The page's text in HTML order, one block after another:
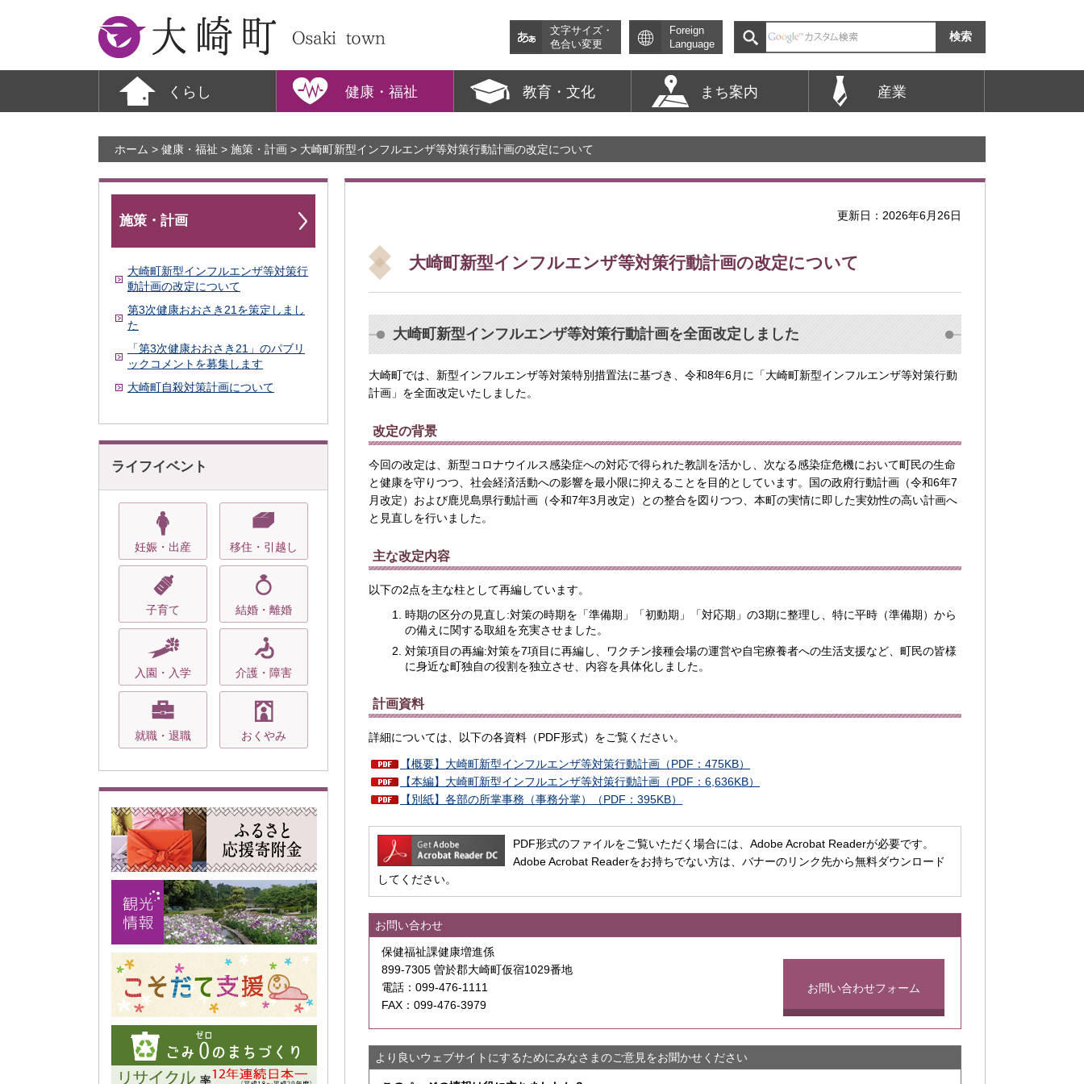
大崎町
文字サイズ・
色合い変更
Foreign
Language
くらし 健康・福祉 教育・文化 まち案内 産業
ホーム > 健康・福祉 > 施策・計画 > 大崎町新型インフルエンザ等対策行動計画の改定について
施策・計画
大崎町新型インフルエンザ等対策行
動計画の改定について
第3次健康おおさき21を策定しまし
た
「第3次健康おおさき21」のパブリ
ックコメントを募集します
大崎町自殺対策計画について
ライフイベント
妊娠・出産 移住・引越し
子育て 結婚・離婚
入園・入学 介護・障害
就職・退職 おくやみ
更新日：2026年6月26日
大崎町新型インフルエンザ等対策行動計画の改定について
大崎町新型インフルエンザ等対策行動計画を全面改定しました
大崎町では、新型インフルエンザ等対策特別措置法に基づき、令和8年6月に「大崎町新型インフルエンザ等対策行動
計画」を全面改定いたしました。
改定の背景
今回の改定は、新型コロナウイルス感染症への対応で得られた教訓を活かし、次なる感染症危機において町民の生命
と健康を守りつつ、社会経済活動への影響を最小限に抑えることを目的としています。国の政府行動計画（令和6年7
月改定）および鹿児島県行動計画（令和7年3月改定）との整合を図りつつ、本町の実情に即した実効性の高い計画へ
と見直しを行いました。
主な改定内容
以下の2点を主な柱として再編しています。
時期の区分の見直し:対策の時期を「準備期」「初動期」「対応期」の3期に整理し、特に平時（準備期）から
の備えに関する取組を充実させました。
対策項目の再編:対策を7項目に再編し、ワクチン接種会場の運営や自宅療養者への生活支援など、町民の皆様
に身近な町独自の役割を独立させ、内容を具体化しました。
計画資料
詳細については、以下の各資料（PDF形式）をご覧ください。
【概要】大崎町新型インフルエンザ等対策行動計画（PDF：475KB）
【本編】大崎町新型インフルエンザ等対策行動計画（PDF：6,636KB）
【別紙】各部の所掌事務（事務分掌）（PDF：395KB）
PDF形式のファイルをご覧いただく場合には、Adobe Acrobat Readerが必要です。
Adobe Acrobat Readerをお持ちでない方は、バナーのリンク先から無料ダウンロード
してください。
お問い合わせ
保健福祉課健康増進係
899-7305 曽於郡大崎町仮宿1029番地
電話：099-476-1111
FAX：099-476-3979
お問い合わせフォーム
より良いウェブサイトにするためにみなさまのご意見をお聞かせください